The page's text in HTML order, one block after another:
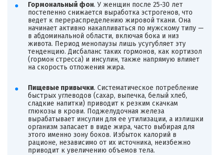
Гормональный фон. У женщин после 25-30 лет
постепенно снижается выработка эстрогенов, что
ведет к перераспределению жировой ткани. Она
начинает активно накапливаться по мужскому типу —
в абдоминальной области, включая бока и низ
живота. Период менопаузы лишь усугубляет эту
тенденцию. Дисбаланс таких гормонов, как кортизол
(гормон стресса) и инсулин, также напрямую влияет
на скорость отложения жира.
Пищевые привычки. Систематическое потребление
быстрых углеводов (сахар, выпечка, белый хлеб,
сладкие напитки) приводит к резким скачкам
глюкозы в крови. Поджелудочная железа
вырабатывает инсулин для ее утилизации, а излишки
организм запасает в виде жира, часто выбирая для
этого именно зону боков. Избыток калорий в
рационе, независимо от их источника, неизбежно
приводит к увеличению объемов тела.